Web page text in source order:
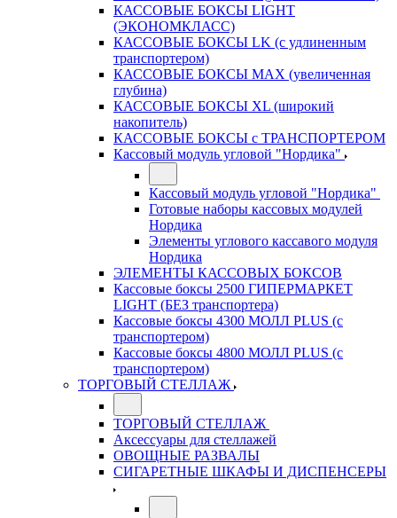
КАССОВЫЕ БОКСЫ LIGHT
(ЭКОНОМКЛАСС)
КАССОВЫЕ БОКСЫ LK (с удлиненным
транспортером)
КАССОВЫЕ БОКСЫ MAX (увеличенная
глубина)
КАССОВЫЕ БОКСЫ XL (широкий
накопитель)
КАССОВЫЕ БОКСЫ с ТРАНСПОРТЕРОМ
Кассовый модуль угловой "Нордика"
Кассовый модуль угловой "Нордика"
Готовые наборы кассовых модулей
Нордика
Элементы углового кассавого модуля
Нордика
ЭЛЕМЕНТЫ КАССОВЫХ БОКСОВ
Кассовые боксы 2500 ГИПЕРМАРКЕТ
LIGHT (БЕЗ транспортера)
Кассовые боксы 4300 МОЛЛ PLUS (с
транспортером)
Кассовые боксы 4800 МОЛЛ PLUS (с
транспортером)
ТОРГОВЫЙ СТЕЛЛАЖ
ТОРГОВЫЙ СТЕЛЛАЖ
Аксессуары для стеллажей
ОВОЩНЫЕ РАЗВАЛЫ
СИГАРЕТНЫЕ ШКАФЫ И ДИСПЕНСЕРЫ